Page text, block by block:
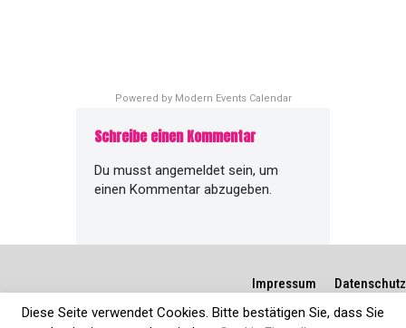
Powered by Modern Events Calendar
Schreibe einen Kommentar
Du musst angemeldet sein, um
einen Kommentar abzugeben.
Impressum
Datenschutz
Diese Seite verwendet Cookies. Bitte bestätigen Sie, dass Sie